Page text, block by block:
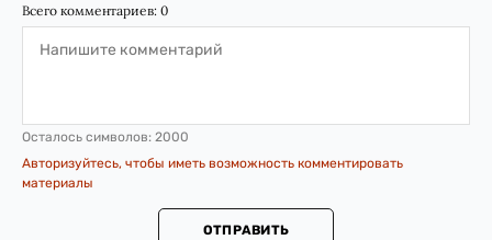
Всего комментариев: 0
Осталось символов: 2000
Авторизуйтесь, чтобы иметь возможность комментировать
материалы
ОТПРАВИТЬ